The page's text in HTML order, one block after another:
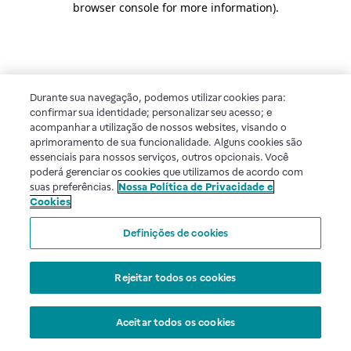
browser console for more information).
Durante sua navegação, podemos utilizar cookies para:
confirmar sua identidade; personalizar seu acesso; e
acompanhar a utilização de nossos websites, visando o
aprimoramento de sua funcionalidade. Alguns cookies são
essenciais para nossos serviços, outros opcionais. Você
poderá gerenciar os cookies que utilizamos de acordo com
suas preferências. Nossa Política de Privacidade e
Cookies
Definições de cookies
Rejeitar todos os cookies
Aceitar todos os cookies